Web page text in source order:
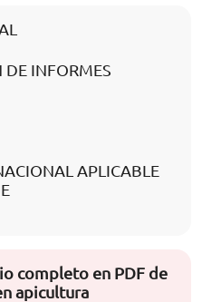
INFORMES
APLICABLE
completo en PDF de
apicultura